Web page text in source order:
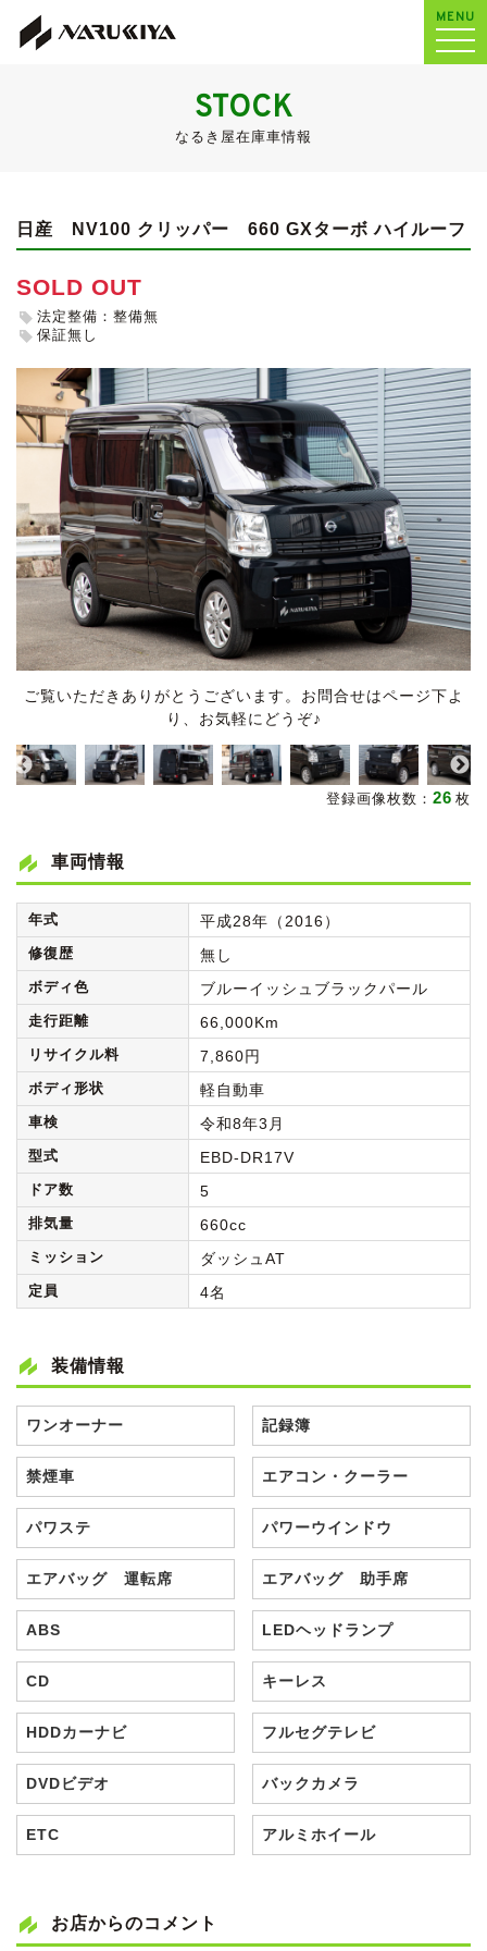
MENU
STOCK
なるき屋在庫車情報
日産 NV100 クリッパー 660 GXターボ ハイルーフ
SOLD OUT
法定整備：整備無
保証無し
ご覧いただきありがとうございます。お問合せはページ下よ
り、お気軽にどうぞ♪
登録画像枚数： 26 枚
車両情報
年式 平成28年（2016）
修復歴 無し
ボディ色 ブルーイッシュブラックパール
走行距離 66,000Km
リサイクル料 7,860円
ボディ形状 軽自動車
車検 令和8年3月
型式 EBD-DR17V
ドア数 5
排気量 660cc
ミッション ダッシュAT
定員 4名
装備情報
ワンオーナー 記録簿
禁煙車 エアコン・クーラー
パワステ パワーウインドウ
エアバッグ 運転席 エアバッグ 助手席
ABS LEDヘッドランプ
CD キーレス
HDDカーナビ フルセグテレビ
DVDビデオ バックカメラ
ETC アルミホイール
お店からのコメント